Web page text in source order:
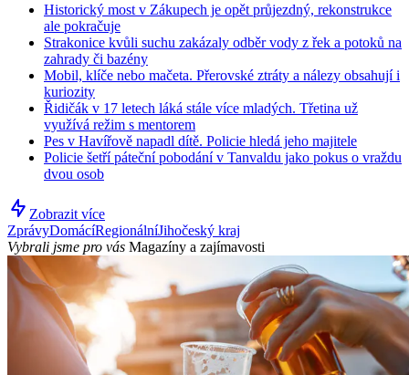
Historický most v Zákupech je opět průjezdný, rekonstrukce
ale pokračuje
Strakonice kvůli suchu zakázaly odběr vody z řek a potoků na
zahrady či bazény
Mobil, klíče nebo mačeta. Přerovské ztráty a nálezy obsahují i
kuriozity
Řidičák v 17 letech láká stále více mladých. Třetina už
využívá režim s mentorem
Pes v Havířově napadl dítě. Policie hledá jeho majitele
Policie šetří páteční pobodání v Tanvaldu jako pokus o vraždu
dvou osob
Zobrazit více
ZprávyDomácíRegionálníJihočeský kraj
Vybrali jsme pro vás Magazíny a zajímavosti